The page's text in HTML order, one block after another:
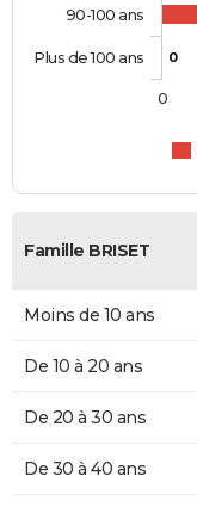
0
90-100 ans
Plus de 100 ans
0
Famille BRISET
Moins de 10 ans
De 10 à 20 ans
De 20 à 30 ans
De 30 à 40 ans